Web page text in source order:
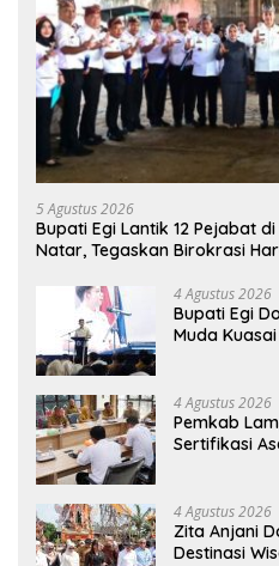
5 Agustus 2026
Bupati Egi Lantik 12 Pejabat
Natar, Tegaskan Birokrasi
4 Agustus 2026
Bupati Egi
Muda
4 Agustus 2026
Pemkab
Sertifikasi
4 Agustus 2026
Zita Anjani
Destinasi